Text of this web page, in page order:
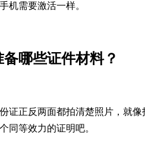
机需要激活一样。
哪些证件材料？
证正反两面都拍清楚照片，就
同等效力的证明吧。